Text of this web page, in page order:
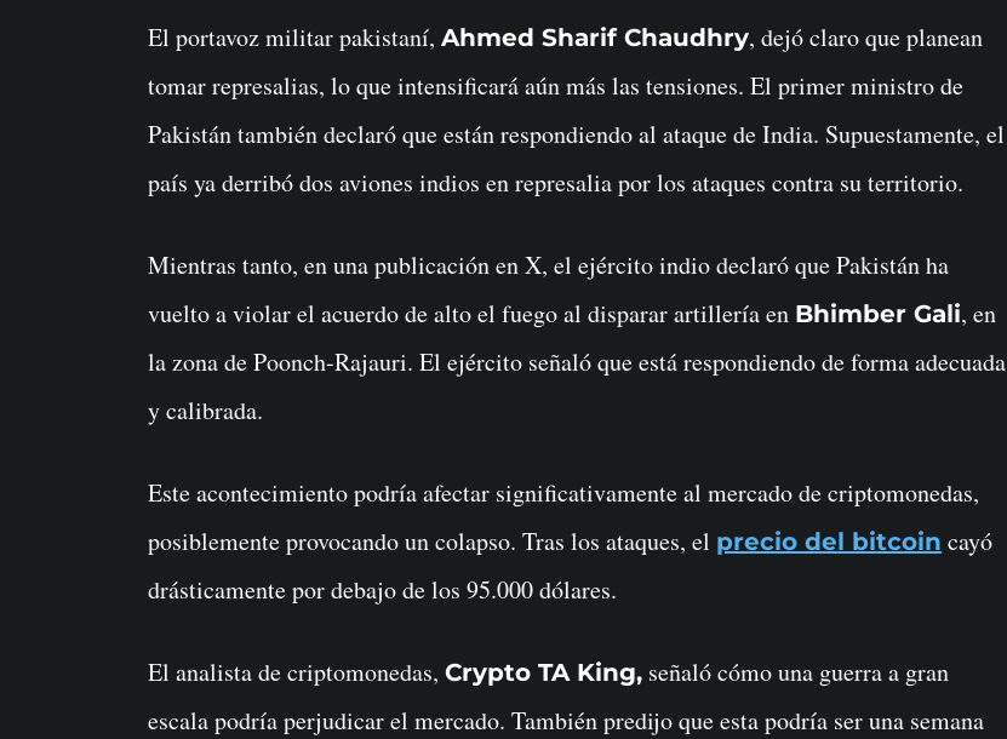
El portavoz militar pakistaní, Ahmed Sharif Chaudhry, dejó claro que planean
tomar represalias, lo que intensificará aún más las tensiones. El primer ministro de
Pakistán también declaró que están respondiendo al ataque de India. Supuestamente, el
país ya derribó dos aviones indios en represalia por los ataques contra su territorio.
Mientras tanto, en una publicación en X, el ejército indio declaró que Pakistán ha
vuelto a violar el acuerdo de alto el fuego al disparar artillería en Bhimber Gali, en
la zona de Poonch-Rajauri. El ejército señaló que está respondiendo de forma adecuada
y calibrada.
Este acontecimiento podría afectar significativamente al mercado de criptomonedas,
posiblemente provocando un colapso. Tras los ataques, el precio del bitcoin cayó
drásticamente por debajo de los 95.000 dólares.
El analista de criptomonedas, Crypto TA King, señaló cómo una guerra a gran
escala podría perjudicar el mercado. También predijo que esta podría ser una semana